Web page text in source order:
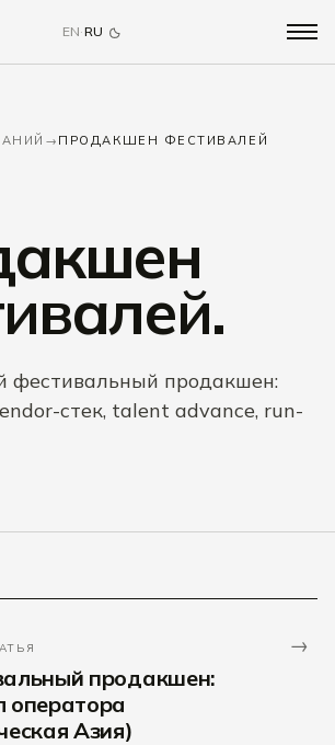
EN·RU
→ ПРОДАКШЕН ФЕСТИВАЛЕЙ
фестивальный продакшен:
стек, talent advance, run-
продакшен:
оператора
Азия)
→